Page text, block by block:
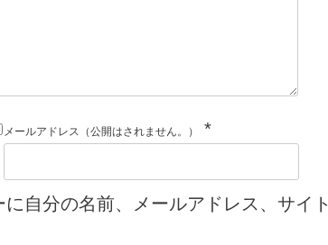
メールアドレス（公開はされません。） *
自分の名前、メールアドレス、サイト